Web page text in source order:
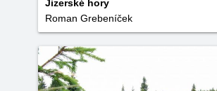
Jizerské hory
Roman Grebeníček